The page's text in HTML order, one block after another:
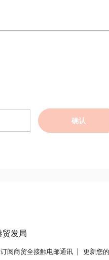
确认
订阅商贸全接触电邮通讯 更新您